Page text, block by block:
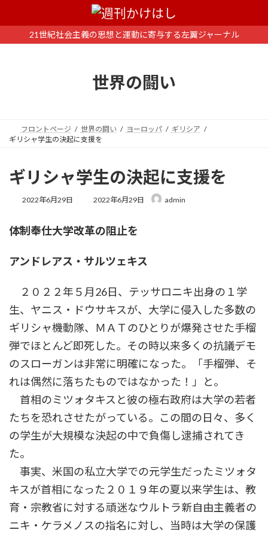
ン
ー
21世紀社会主義の思想と運動に寄与する左翼ジャーナル
世界の闘い
フロントページ 世界の闘い ヨーロッパ
ギリシア
ギリシャ学生の決起に支援を
ギリシャ学生の決起に支援を
2022年6月29日
最
新
:
2022年6月29日 admin
体制奉仕大学改革の阻止を
アンドレアス・サルツェキス
２０２２年５月26日、テッサロニキ出身の１学
生、ヤニス・ドウサキスが、大学に侵入した多数の
ギリシャ機動隊、ＭＡＴのひとりが爆発させた手榴
弾でほとんど即死した。その時以来多くの抗議デモ
のスローガンは非常に明確になった。「手榴弾、そ
れは偶然に落ちたものではなかった！」と。
首相のミツォタキスと彼の極右政府は大学の若者
たちを恐れさせたがっている。この間の日々、多く
の学生が大規模な決起の中で負傷し逮捕されてき
た。
事実、米国の私立大学での元学生だったミツォタ
キスが首相になった２０１９年の夏以来学生は、教
育・宗教省に対する頑迷なウルトラ新自由主義者の
ニキ・ケラメノスの指名に対し、当時は大学の保護